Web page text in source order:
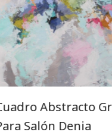
Abstracto
Salón Denia